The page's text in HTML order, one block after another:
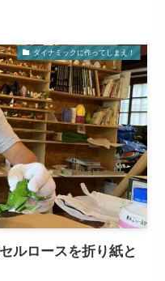
ダイナミックに作ってしまえ！
ルロースを折り紙と